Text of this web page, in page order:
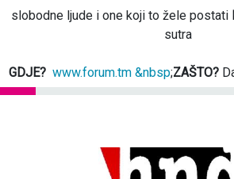
slobodne ljude i one koji to žele postati
sutra
GDJE? www.forum.tm &nbsp;ZAŠTO?